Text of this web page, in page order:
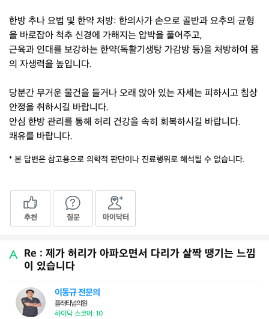
한방 추나 요법 및 한약 처방: 한의사가 손으로 골반과 요추의 균형
을 바로잡아 척추 신경에 가해지는 압박을 풀어주고,
근육과 인대를 보강하는 한약(독활기생탕 가감방 등)을 처방하여 몸
의 자생력을 높입니다.
당분간 무거운 물건을 들거나 오래 앉아 있는 자세는 피하시고 침상
안정을 취하시길 바랍니다.
안심 한방 관리를 통해 허리 건강을 속히 회복하시길 바랍니다.
쾌유를 바랍니다.
* 본 답변은 참고용으로 의학적 판단이나 진료행위로 해석될 수 없습니다.
추천 질문 마이닥터
Re : 제가 허리가 아파오면서 다리가 살짝 땡기는 느낌
이 있습니다
이동규 전문의
플래티넘의원
하이닥 스코어: 10